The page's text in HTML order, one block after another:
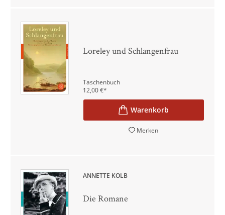
Loreley und Schlangenfrau
Taschenbuch
12,00€*
Merken
ANNETTE KOLB
Die Romane